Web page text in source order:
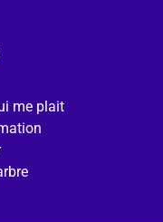
me plait